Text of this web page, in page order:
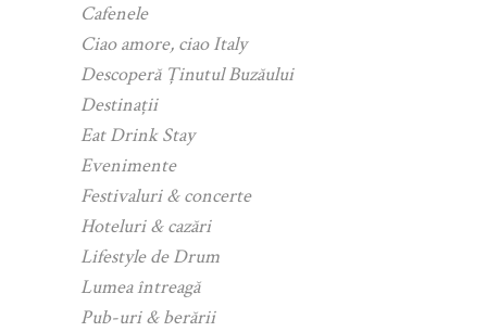
Cafenele
Ciao amore, ciao Italy
Descoperă Ținutul Buzăului
Destinații
Eat Drink Stay
Evenimente
Festivaluri & concerte
Hoteluri & cazări
Lifestyle de Drum
Lumea întreagă
Pub-uri & berării